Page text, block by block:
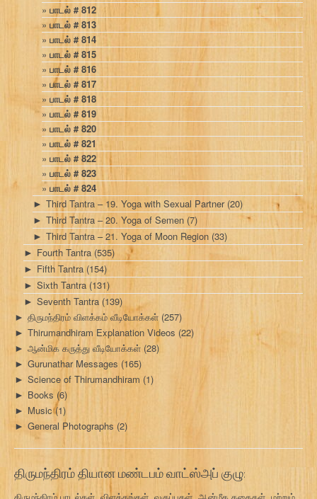
பாடல் # 812
பாடல் # 813
பாடல் # 814
பாடல் # 815
பாடல் # 816
பாடல் # 817
பாடல் # 818
பாடல் # 819
பாடல் # 820
பாடல் # 821
பாடல் # 822
பாடல் # 823
பாடல் # 824
► Third Tantra – 19. Yoga with Sexual Partner(20)
► Third Tantra – 20. Yoga of Semen (7)
► Third Tantra – 21. Yoga of Moon Region (33)
► Fourth Tantra (535)
► Fifth Tantra (154)
► Sixth Tantra (131)
► Seventh Tantra (139)
► திருமந்திரம் விளக்கம் வீடியோக்கள் (257)
► Thirumandhiram Explanation Videos (22)
► ஆன்மிக கருத்து வீடியோக்கள் (28)
► Gurunathar Messages (165)
► Science of Thirumandhiram (1)
► Books (6)
► Music(1)
► General Photographs (2)
திருமந்திரம் தியான மண்டபம் வாட்ஸ்அப் குழு:
திருமந்திரம் பாடல்கள், விளக்கங்கள், வகுப்புகள், ஆன்மீக கதைகள், மற்றும்